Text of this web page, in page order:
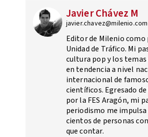
Javier Chávez M
javier.chavez@milenio.com
Editor de Milenio como
Unidad de Tráfico. Mi
cultura pop y los temas
en tendencia a nivel
internacional de
científicos. Egresado de
por la FES Aragón, mi
periodismo me
cientos de personas
que contar.